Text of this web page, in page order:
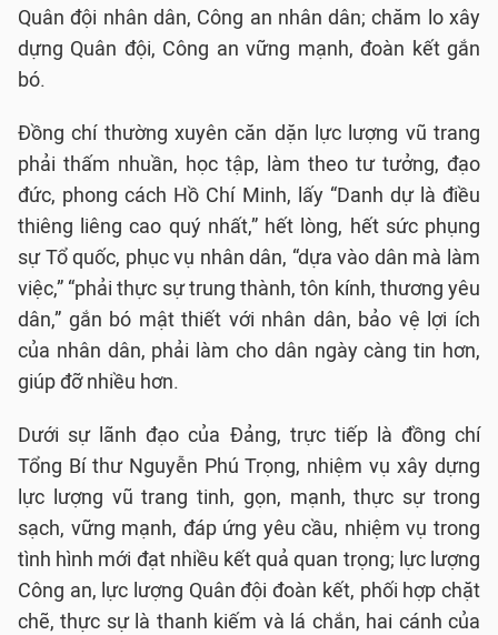
Quân đội nhân dân, Công an nhân dân; chăm lo xây
dựng Quân đội, Công an vững mạnh, đoàn kết gắn
bó.
Đồng chí thường xuyên căn dặn lực lượng vũ trang
phải thấm nhuần, học tập, làm theo tư tưởng, đạo
đức, phong cách Hồ Chí Minh, lấy “Danh dự là điều
thiêng liêng cao quý nhất,” hết lòng, hết sức phụng
sự Tổ quốc, phục vụ nhân dân, “dựa vào dân mà làm
việc,” “phải thực sự trung thành, tôn kính, thương yêu
dân,” gắn bó mật thiết với nhân dân, bảo vệ lợi ích
của nhân dân, phải làm cho dân ngày càng tin hơn,
giúp đỡ nhiều hơn.
Dưới sự lãnh đạo của Đảng, trực tiếp là đồng chí
Tổng Bí thư Nguyễn Phú Trọng, nhiệm vụ xây dựng
lực lượng vũ trang tinh, gọn, mạnh, thực sự trong
sạch, vững mạnh, đáp ứng yêu cầu, nhiệm vụ trong
tình hình mới đạt nhiều kết quả quan trọng; lực lượng
Công an, lực lượng Quân đội đoàn kết, phối hợp chặt
chẽ, thực sự là thanh kiếm và lá chắn, hai cánh của